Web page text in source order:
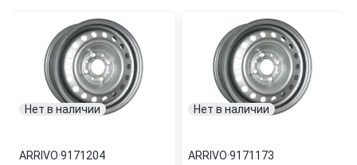
Нет в наличии
ARRIVO·9171204
Нет в наличии
ARRIVO·9171173